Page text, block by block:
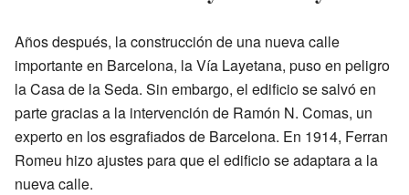
Años después, la construcción de una nueva calle
importante en Barcelona, la Vía Layetana, puso en peligro
la Casa de la Seda. Sin embargo, el edificio se salvó en
parte gracias a la intervención de Ramón N. Comas, un
experto en los esgrafiados de Barcelona. En 1914, Ferran
Romeu hizo ajustes para que el edificio se adaptara a la
nueva calle.